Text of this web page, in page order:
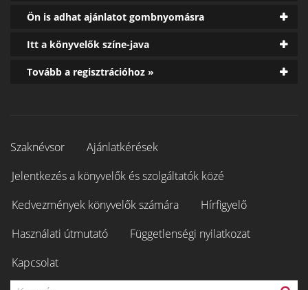
Ön is adhat ajánlatot gombnyomásra
Itt a könyvelők színe-java
Tovább a regisztrációhoz »
Szaknévsor
Ajánlatkérések
Jelentkezés a könyvelők és szolgáltatók közé
Kedvezmények könyvelők számára
Hírfigyelő
Használati útmutató
Függetlenségi nyilatkozat
Kapcsolat